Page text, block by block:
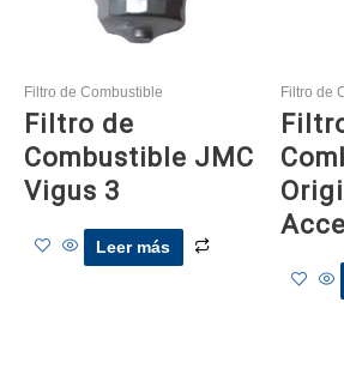
Filtro de Combustible
Filtro de
Combustible JMC
Vigus 3
Leer más
Filtro de